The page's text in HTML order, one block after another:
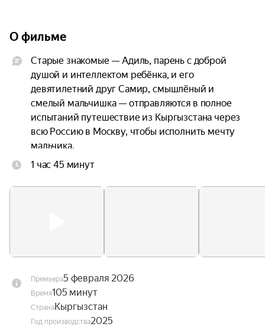
О фильме
Старые знакомые — Адиль, парень с доброй
душой и интеллектом ребёнка, и его
девятилетний друг Самир, смышлёный и
смелый мальчишка — отправляются в полное
испытаний путешествие из Кыргызстана через
всю Россию в Москву, чтобы исполнить мечту
мальчика.
1 час 45 минут
Премьера5 февраля 2026
Время105 минут
СтранаКыргызстан
Год производства2025